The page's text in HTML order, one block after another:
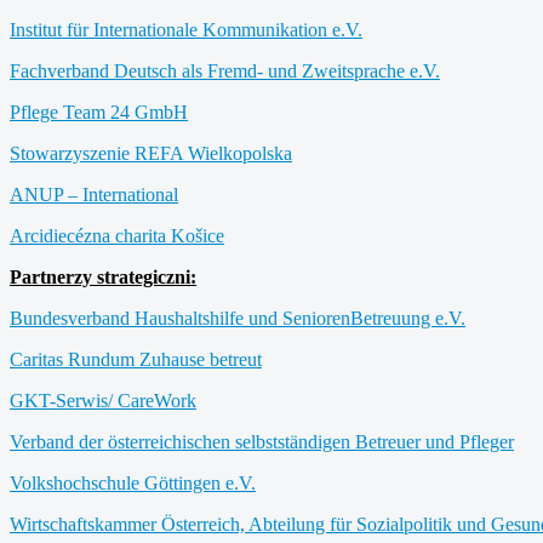
Institut für Internationale Kommunikation e.V.
Fachverband Deutsch als Fremd- und Zweitsprache e.V.
Pflege Team 24 GmbH
Stowarzyszenie REFA Wielkopolska
ANUP – International
Arcidiecézna charita Košice
Partnerzy strategiczni:
Bundesverband Haushaltshilfe und SeniorenBetreuung e.V.
Caritas Rundum Zuhause betreut
GKT-Serwis/ CareWork
Verband der österreichischen selbstständigen Betreuer und Pfleger
Volkshochschule Göttingen e.V.
Wirtschaftskammer Österreich, Abteilung für Sozialpolitik und